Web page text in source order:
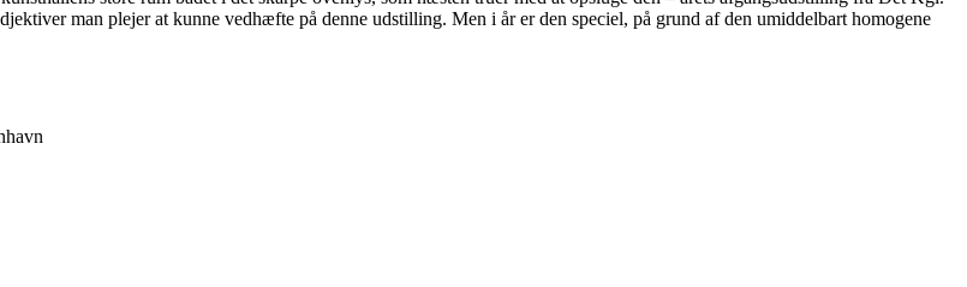
man plejer at kunne vedhæfte på denne udstilling. Men i år er den speciel, på grund af den umiddelbart homogene